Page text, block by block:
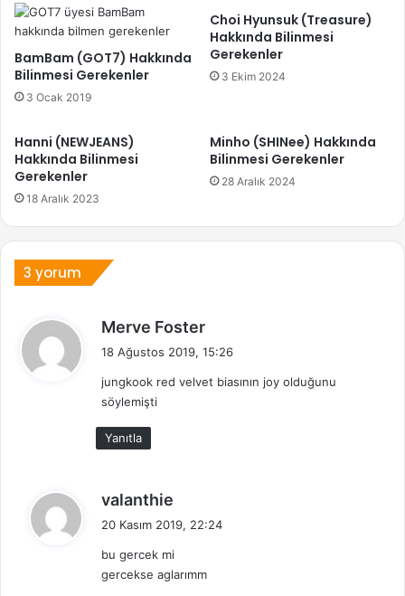
BamBam (GOT7) Hakkında
Bilinmesi Gerekenler
3 Ocak 2019
Choi Hyunsuk (Treasure)
Hakkında Bilinmesi
Gerekenler
3 Ekim 2024
Hanni (NEWJEANS)
Hakkında Bilinmesi
Gerekenler
18 Aralık 2023
Minho (SHINee) Hakkında
Bilinmesi Gerekenler
28 Aralık 2024
3 yorum
Merve Foster
i
18 Ağustos 2019, 15:26
jungkook red velvet biasının joy olduğunu
söylemişti
Yanıtla
valanthie
k
20 Kasım 2019, 22:24
bu gercek mi
gercekse aglarımm